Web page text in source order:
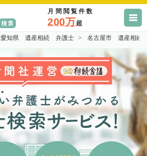
月間閲覧件数
200万超
愛知県 遺産相続 弁護士 名古屋市 遺産相続